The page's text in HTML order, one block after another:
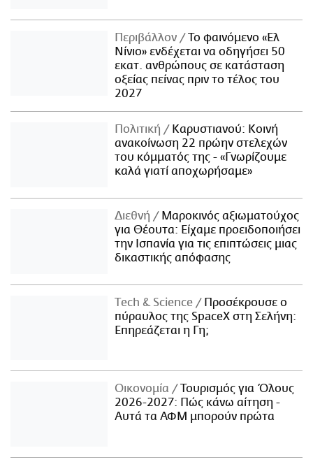
Περιβάλλον
Το φαινόμενο «Ελ
Νίνιο» ενδέχεται να οδηγήσει 50
εκατ. ανθρώπους σε κατάσταση
οξείας πείνας πριν το τέλος του
2027
Πολιτική
Καρυστιανού: Κοινή
ανακοίνωση 22 πρώην στελεχών
του κόμματός της - «Γνωρίζουμε
καλά γιατί αποχωρήσαμε»
Διεθνή
Μαροκινός αξιωματούχος
για Θέουτα: Είχαμε προειδοποιήσει
την Ισπανία για τις επιπτώσεις μιας
δικαστικής απόφασης
Τech & Science
Προσέκρουσε ο
πύραυλος της SpaceX στη Σελήνη:
Επηρεάζεται η Γη;
Οικονομία
Τουρισμός για Όλους
2026-2027: Πώς κάνω αίτηση -
Αυτά τα ΑΦΜ μπορούν πρώτα